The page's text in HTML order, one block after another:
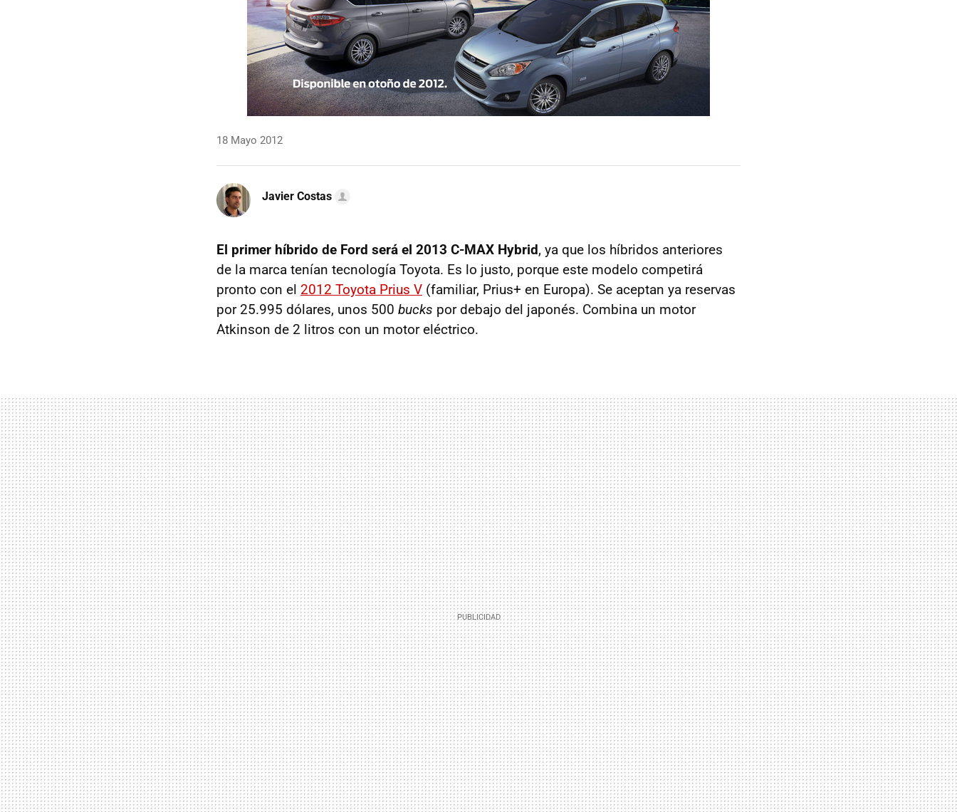
18 Mayo 2012
Javier Costas
El primer híbrido de Ford será el 2013 C-MAX Hybrid, ya que los híbridos anteriores
de la marca tenían tecnología Toyota. Es lo justo, porque este modelo competirá
pronto con el 2012 Toyota Prius V (familiar, Prius+ en Europa). Se aceptan ya reservas
por 25.995 dólares, unos 500 bucks por debajo del japonés. Combina un motor
Atkinson de 2 litros con un motor eléctrico.